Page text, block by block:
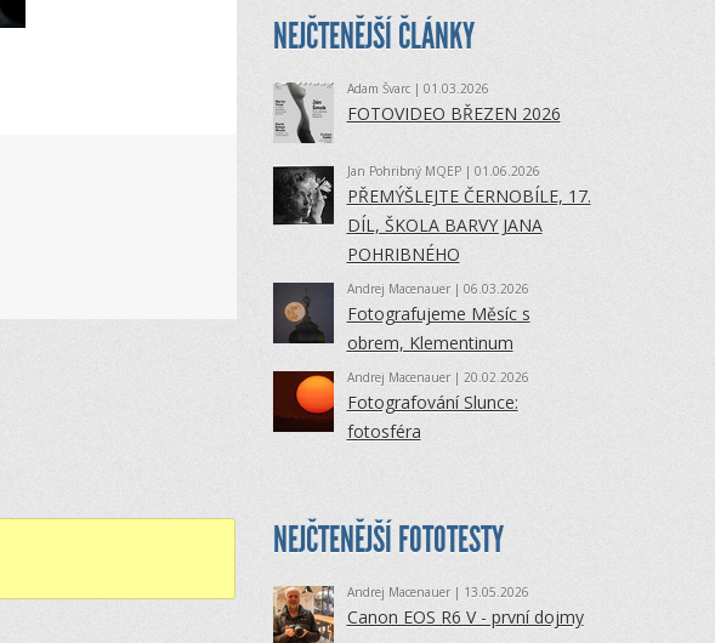
NEJČTENĚJŠÍ ČLÁNKY
Adam Švarc| 01.03.2026
FOTOVIDEO BŘEZEN 2026
Jan Pohribný MQEP| 01.06.2026
PŘEMÝŠLEJTE ČERNOBÍLE, 17.
DÍL, ŠKOLA BARVY JANA
POHRIBNÉHO
Andrej Macenauer| 06.03.2026
Fotografujeme Měsíc s
obrem, Klementinum
Andrej Macenauer| 20.02.2026
Fotografování Slunce:
fotosféra
NEJČTENĚJŠÍ FOTOTESTY
Andrej Macenauer| 13.05.2026
Canon EOS R6 V - první dojmy